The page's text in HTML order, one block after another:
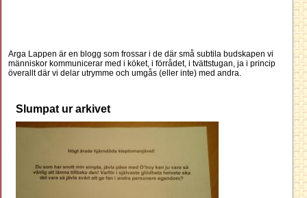
Arga Lappen är en blogg som frossar i de där små subtila budskapen vi
människor kommunicerar med i köket, i förrådet, i tvättstugan, ja i princip
överallt där vi delar utrymme och umgås (eller inte) med andra.
Slumpat ur arkivet